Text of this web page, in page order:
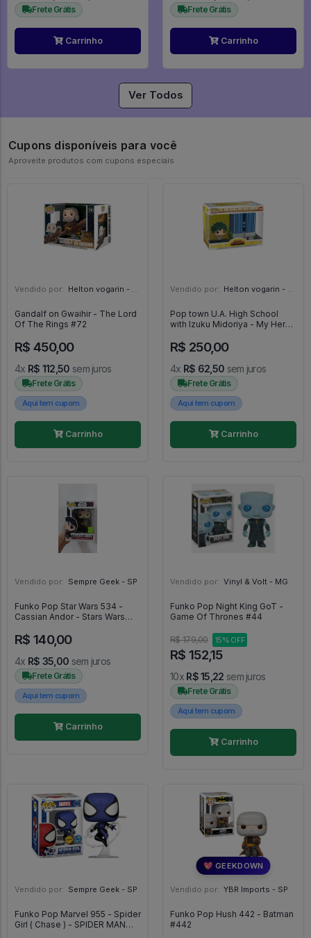
Frete Grátis
Carrinho
Frete Grátis
Carrinho
Ver Todos
Cupons disponíveis para você
Aproveite produtos com cupons especiais
Vendido por: Helton vogarin - SP
Gandalf on Gwaihir - The Lord
Of The Rings #72
R$ 450,00
4x R$ 112,50 sem juros
Frete Grátis
Aqui tem cupom
Carrinho
Vendido por: Helton vogarin - SP
Pop town U.A. High School
with Izuku Midoriya - My Hero
R$ 250,00
4x R$ 62,50 sem juros
Frete Grátis
Aqui tem cupom
Carrinho
Vendido por: Sempre Geek - SP
Funko Pop Star Wars 534 -
Cassian Andor - Stars Wars
R$ 140,00
4x R$ 35,00 sem juros
Frete Grátis
Aqui tem cupom
Carrinho
Vendido por: Vinyl & Volt - MG
Funko Pop Night King GoT -
Game Of Thrones #44
R$ 179,00 15% OFF
R$ 152,15
10x R$ 15,22 sem juros
Frete Grátis
Aqui tem cupom
Carrinho
Vendido por: Sempre Geek - SP
Funko Pop Marvel 955 - Spider
Girl ( Chase ) - SPIDER MAN
💖 GEEKDOWN
Vendido por: YBR Imports - SP
Funko Pop Hush 442 - Batman
#442